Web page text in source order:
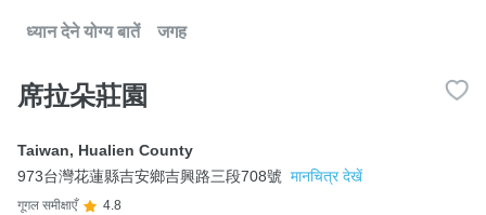
ध्यान देने योग्य बातें जगह
席拉朵莊園
Taiwan, Hualien County
973台灣花蓮縣吉安鄉吉興路三段708號 मानचित्र देखें
गूगल समीक्षाएँ
4.8